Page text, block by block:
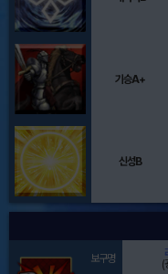
기승A+
신성B
보구명
(